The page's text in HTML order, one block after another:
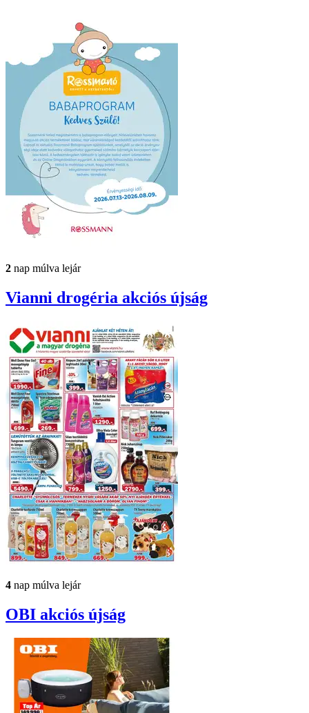
2 nap múlva lejár
Vianni drogéria akciós újság
4 nap múlva lejár
OBI akciós újság